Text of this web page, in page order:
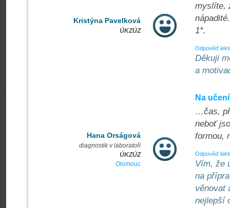
Kristýna Pavelková
ÚKZÚZ
myslíte,
1*.
Odpověď
Děkuji
a
Hana Orságová
diagnostik v laboratoři
ÚKZÚZ
Olomouc
Na
…čas,
neboť
formou,
Odpověď
Vím, že
na
věnovat
nejlepší